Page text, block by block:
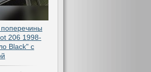
206 1998-
Black" с